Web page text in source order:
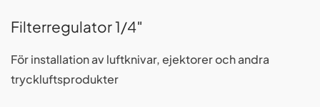
Filterregulator 1/4″
För installation av luftknivar, ejektorer och andra
tryckluftsprodukter